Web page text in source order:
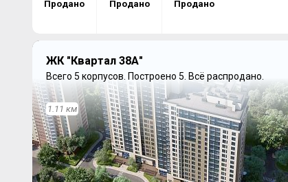
Продано
Продано
Продано
ЖК "Квартал 38А"
Всего 5 корпусов. Построено 5. Всё распродано.
1.11 км